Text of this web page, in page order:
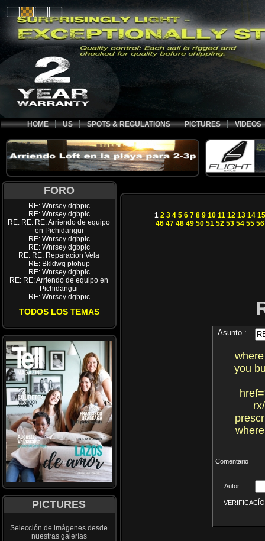
HOME US SPOTS & REGULATIONS PICTURES VIDEOS
FORO
RE: Wnrsey dgbpic
RE: Wnrsey dgbpic
RE: RE: RE: Arriendo de equipo
en Pichidangui
RE: Wnrsey dgbpic
RE: Wnrsey dgbpic
RE: RE: Reparacion Vela
RE: Bkldwq ptohup
RE: Wnrsey dgbpic
RE: RE: Arriendo de equipo en
Pichidangui
RE: Wnrsey dgbpic
TODOS LOS TEMAS
PICTURES
Selección de imágenes desde
nuestras galerías
1 2 3 4 5 6 7 8 9 10 11 12 13 14 15
46 47 48 49 50 51 52 53 54 55 56
Asunto :
you
Comentario
Autor